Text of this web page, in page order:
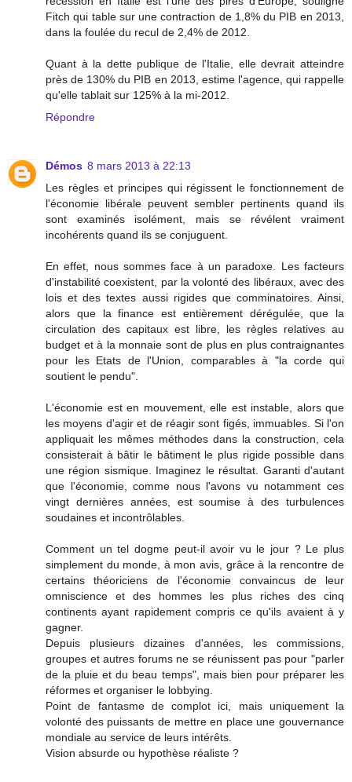
Fitch qui table sur une contraction de 1,8% du PIB en 2013,
dans la foulée du recul de 2,4% de 2012.
Quant à la dette publique de l'Italie, elle devrait atteindre
près de 130% du PIB en 2013, estime l'agence, qui rappelle
qu'elle tablait sur 125% à la mi-2012.
Répondre
Démos 8 mars 2013 à 22:13
Les règles et principes qui régissent le fonctionnement de
l'économie libérale peuvent sembler pertinents quand ils
sont examinés isolément, mais se révélent vraiment
incohérents quand ils se conjuguent.
En effet, nous sommes face à un paradoxe. Les facteurs
d'instabilité coexistent, par la volonté des libéraux, avec des
lois et des textes aussi rigides que comminatoires. Ainsi,
alors que la finance est entièrement dérégulée, que la
circulation des capitaux est libre, les règles relatives au
budget et à la monnaie sont de plus en plus contraignantes
pour les Etats de l'Union, comparables à "la corde qui
soutient le pendu".
L'économie est en mouvement, elle est instable, alors que
les moyens d'agir et de réagir sont figés, immuables. Si l'on
appliquait les mêmes méthodes dans la construction, cela
consisterait à bâtir le bâtiment le plus rigide possible dans
une région sismique. Imaginez le résultat. Garanti d'autant
que l'économie, comme nous l'avons vu notamment ces
vingt dernières années, est soumise à des turbulences
soudaines et incontrôlables.
Comment un tel dogme peut-il avoir vu le jour ? Le plus
simplement du monde, à mon avis, grâce à la rencontre de
certains théoriciens de l'économie convaincus de leur
omniscience et des hommes les plus riches des cinq
continents ayant rapidement compris ce qu'ils avaient à y
gagner.
Depuis plusieurs dizaines d'années, les commissions,
groupes et autres forums ne se réunissent pas pour "parler
de la pluie et du beau temps", mais bien pour préparer les
réformes et organiser le lobbying.
Point de fantasme de complot ici, mais uniquement la
volonté des puissants de mettre en place une gouvernance
mondiale au service de leurs intérêts.
Vision absurde ou hypothèse réaliste ?